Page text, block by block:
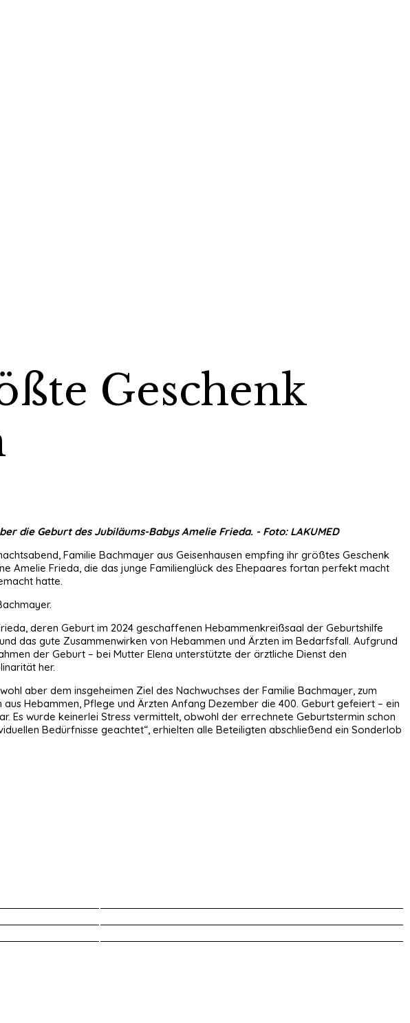
Geschenk
die Geburt des Jubiläums-Babys Amelie Frieda. - Foto: LAKUMED
Familie Bachmayer aus Geisenhausen empfing ihr größtes Geschenk
Amelie Frieda, die das junge Familienglück des Ehepaares fortan perfekt macht
hatte.
deren Geburt im 2024 geschaffenen Hebammenkreißsaal der Geburtshilfe
das gute Zusammenwirken von Hebammen und Ärzten im Bedarfsfall. Aufgrund
der Geburt – bei Mutter Elena unterstützte der ärztliche Dienst den
her.
aber dem insgeheimen Ziel des Nachwuchses der Familie Bachmayer, zum
Hebammen, Pflege und Ärzten Anfang Dezember die 400. Geburt gefeiert – ein
Es wurde keinerlei Stress vermittelt, obwohl der errechnete Geburtstermin schon
Bedürfnisse geachtet“, erhielten alle Beteiligten abschließend ein Sonderlob